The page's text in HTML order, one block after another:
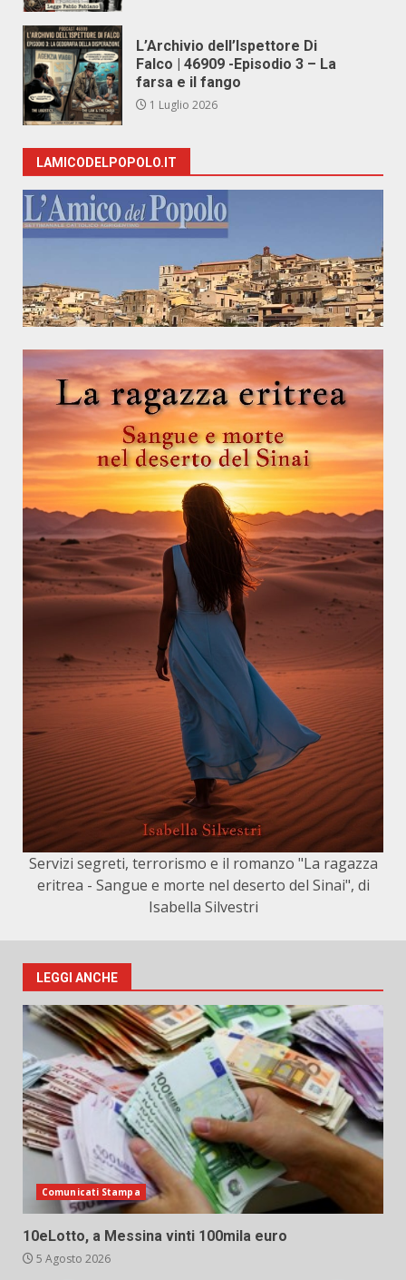
L’Archivio dell’Ispettore Di
Falco | 46909 -Episodio 3 – La
farsa e il fango
1 Luglio 2026
LAMICODELPOPOLO.IT
Servizi segreti, terrorismo e il romanzo "La ragazza
eritrea - Sangue e morte nel deserto del Sinai", di
Isabella Silvestri
LEGGI ANCHE
Comunicati Stampa
10eLotto, a Messina vinti 100mila euro
5 Agosto 2026